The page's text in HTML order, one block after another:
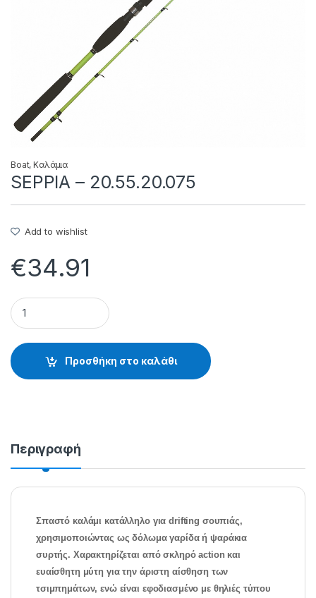
Boat,Καλάμια
SEPPIA – 20.55.20.075
Add to wishlist
€34.91
SEPPIA - 20.55.20.075 quantity
Προσθήκη στο καλάθι
Περιγραφή
Σπαστό καλάμι κατάλληλο για drifting σουπιάς,
χρησιμοποιώντας ως δόλωμα γαρίδα ή ψαράκια
συρτής. Χαρακτηρίζεται από σκληρό action και
ευαίσθητη μύτη για την άριστη αίσθηση των
τσιμπημάτων, ενώ είναι εφοδιασμένο με θηλιές τύπου